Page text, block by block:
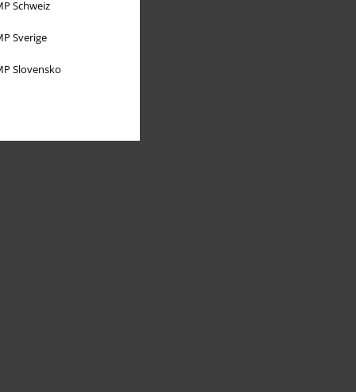
Schweiz
Sverige
Slovensko